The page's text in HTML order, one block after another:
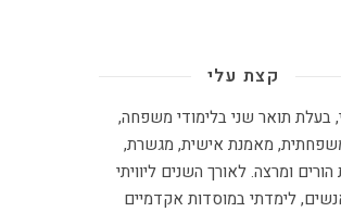
קצת עלי
בעלת תואר שני בלימודי משפחה,
, מאמנת אישית, מגשרת,
הורים ומרצה. לאורך השנים ליוויתי
לימדתי במוסדות אקדמיים